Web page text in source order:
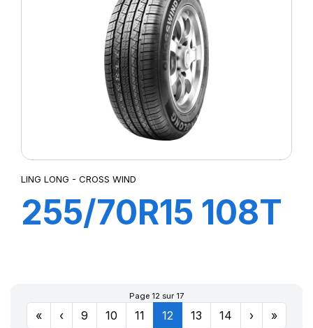
LING LONG - CROSS WIND
255/70R15 108T
A/T
Page 12 sur 17
« ‹ 9 10 11 12 13 14 › »